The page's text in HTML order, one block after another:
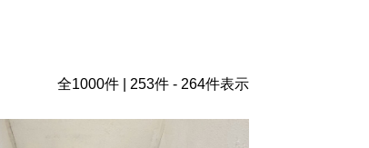
全1000件 | 253件 - 264件表示